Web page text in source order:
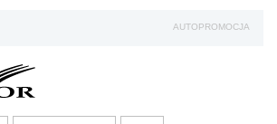
AUTOPROMOCJA